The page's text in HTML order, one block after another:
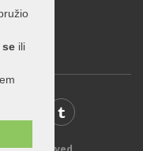
se ili